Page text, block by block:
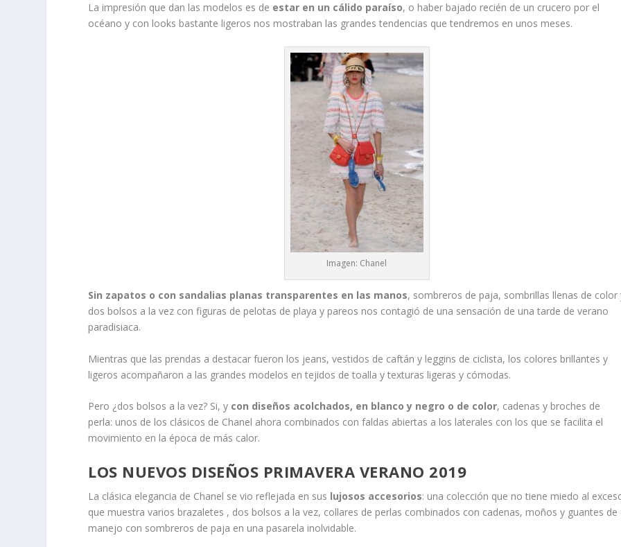
La impresión que dan las modelos es de estar en un cálido paraíso, o haber bajado recién de un crucero por el
océano y con looks bastante ligeros nos mostraban las grandes tendencias que tendremos en unos meses.
Imagen: Chanel
Sin zapatos o con sandalias planas transparentes en las manos, sombreros de paja, sombrillas llenas de color
dos bolsos a la vez con figuras de pelotas de playa y pareos nos contagió de una sensación de una tarde de verano
paradisiaca.
Mientras que las prendas a destacar fueron los jeans, vestidos de caftán y leggins de ciclista, los colores brillantes y
ligeros acompañaron a las grandes modelos en tejidos de toalla y texturas ligeras y cómodas.
Pero ¿dos bolsos a la vez? Si, y con diseños acolchados, en blanco y negro o de color, cadenas y broches de
perla: unos de los clásicos de Chanel ahora combinados con faldas abiertas a los laterales con los que se facilita el
movimiento en la época de más calor.
LOS NUEVOS DISEÑOS PRIMAVERA VERANO 2019
La clásica elegancia de Chanel se vio reflejada en sus lujosos accesorios: una colección que no tiene miedo al
que muestra varios brazaletes , dos bolsos a la vez, collares de perlas combinados con cadenas, moños y guantes de
manejo con sombreros de paja en una pasarela inolvidable.